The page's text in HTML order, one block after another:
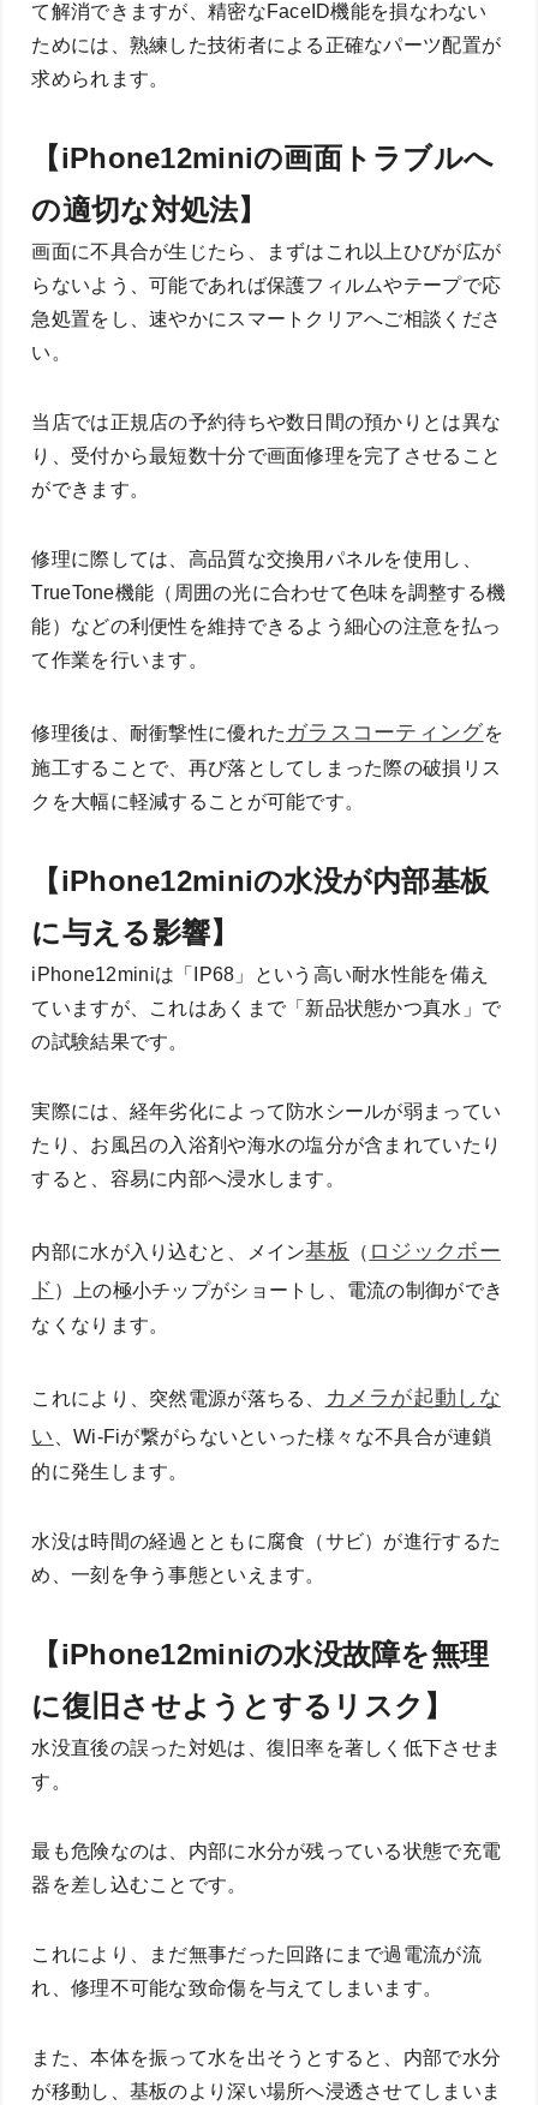
て解消できますが、精密なFaceID機能を損なわない
ためには、熟練した技術者による正確なパーツ配置が
求められます。
【iPhone12miniの画面トラブルへ
の適切な対処法】
画面に不具合が生じたら、まずはこれ以上ひびが広が
らないよう、可能であれば保護フィルムやテープで応
急処置をし、速やかにスマートクリアへご相談くださ
い。
当店では正規店の予約待ちや数日間の預かりとは異な
り、受付から最短数十分で画面修理を完了させること
ができます。
修理に際しては、高品質な交換用パネルを使用し、
TrueTone機能（周囲の光に合わせて色味を調整する機
能）などの利便性を維持できるよう細心の注意を払っ
て作業を行います。
修理後は、耐衝撃性に優れた ガラスコーティングを
施工することで、再び落としてしまった際の破損リス
クを大幅に軽減することが可能です。
【iPhone12miniの水没が内部基板
に与える影響】
iPhone12miniは「IP68」という高い耐水性能を備え
ていますが、これはあくまで「新品状態かつ真水」で
の試験結果です。
実際には、経年劣化によって防水シールが弱まってい
たり、お風呂の入浴剤や海水の塩分が含まれていたり
すると、容易に内部へ浸水します。
内部に水が入り込むと、メイン基板 （ ロジックボー
ド ）上の極小チップがショートし、電流の制御ができ
なくなります。
これにより、突然電源が落ちる、 カメラが起動しな
い
、Wi-Fiが繋がらないといった様々な不具合が連鎖
的に発生します。
水没は時間の経過とともに腐食（サビ）が進行するた
め、一刻を争う事態といえます。
【iPhone12miniの水没故障を無理
に復旧させようとするリスク】
水没直後の誤った対処は、復旧率を著しく低下させま
す。
最も危険なのは、内部に水分が残っている状態で充電
器を差し込むことです。
これにより、まだ無事だった回路にまで過電流が流
れ、修理不可能な致命傷を与えてしまいます。
また、本体を振って水を出そうとすると、内部で水分
が移動し、基板のより深い場所へ浸透させてしまいま